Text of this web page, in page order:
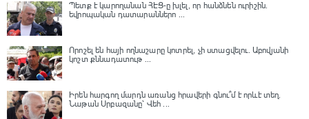
Պետք է կարողանան ՀԷՑ-ը խլել, որ հանձնեն ուրիշին.
եվրոպական դատարաններո ...
Որոշել են հայի ողնաշարը կոտրել, չի ստացվելու․ Աբովյանի
կոշտ քննադատութ ...
Իրեն հարգող մարդն առանց հրավերի գնու՞մ է որևէ տեղ.
Նաթան Սրբազանը՝ Վեհ ...